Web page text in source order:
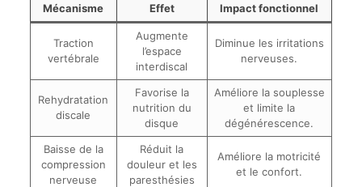
Mécanisme Effet Impact fonctionnel
Traction
vertébrale
Augmente
l’espace
interdiscal
Diminue les irritations
nerveuses.
Rehydratation
discale
Favorise la
nutrition du
disque
Améliore la souplesse
et limite la
dégénérescence.
Baisse de la
compression
nerveuse
Réduit la
douleur et les
paresthésies
Améliore la motricité
et le confort.